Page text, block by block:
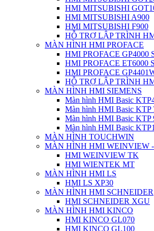
HMI MITSUBISHI
HMI MITSUBISHI A900
HMI MITSUBISHI F900
HỖ TRỢ LẬP TRÌNH
MÀN HÌNH HMI PROFACE
HMI PROFACE GP4000
HMI PROFACE ET6000
HMI PROFACE
HỖ TRỢ LẬP TRÌNH
MÀN HÌNH HMI SIEMENS
Màn hình HMI Basic
Màn hình HMI Basic KTP
Màn hình HMI Basic KTP
Màn hình HMI Basic
MÀN HÌNH TOUCHWIN
MÀN HÌNH HMI WEINVIEW
HMI WEINVIEW TK
HMI WIENTEK MT
MÀN HÌNH HMI LS
HMI LS XP30
MÀN HÌNH HMI SCHNEIDER
HMI SCHNEIDER XGU
MÀN HÌNH HMI KINCO
HMI KINCO GL070
HMI KINCO GL100